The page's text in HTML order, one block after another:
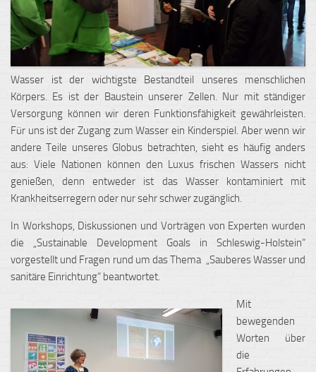
Wasser ist der wichtigste Bestandteil unseres menschlichen
Körpers. Es ist der Baustein unserer Zellen. Nur mit ständiger
Versorgung können wir deren Funktionsfähigkeit gewährleisten.
Für uns ist der Zugang zum Wasser ein Kinderspiel. Aber wenn wir
andere Teile unseres Globus betrachten, sieht es häufig anders
aus: Viele Nationen können den Luxus frischen Wassers nicht
genießen, denn entweder ist das Wasser kontaminiert mit
Krankheitserregern oder nur sehr schwer zugänglich.
In Workshops, Diskussionen und Vorträgen von Experten wurden
die „Sustainable Development Goals in Schleswig-Holstein“
vorgestellt und Fragen rund um das Thema „Sauberes Wasser und
sanitäre Einrichtung“ beantwortet.
Mit
bewegenden
Worten über
die